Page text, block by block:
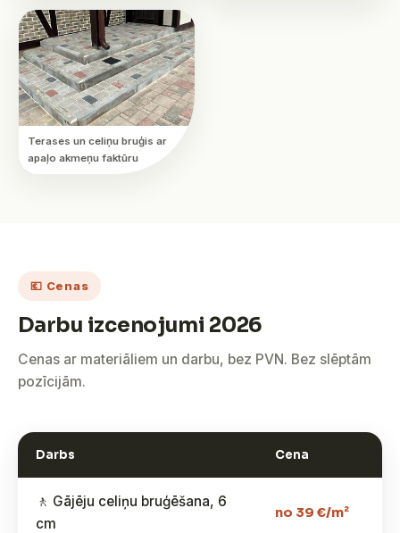
Terases un celiņu bruģis ar
apaļo akmeņu faktūru
💶 Cenas
Darbu izcenojumi 2026
Cenas ar materiāliem un darbu, bez PVN. Bez slēptām
pozīcijām.
Darbs Cena
🚶 Gājēju celiņu bruģēšana, 6
cm
no 39 €/m²